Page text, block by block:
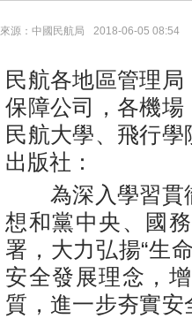
來源：中國民航局 2018-06-05 08:54
民航各地區管理
保障公司，各機
民航大學、飛行
出版社：
為深入學習貫徹
想和黨中央、國
署，大力弘揚“生
安全發展理念，
質，進一步夯實
开
模
式